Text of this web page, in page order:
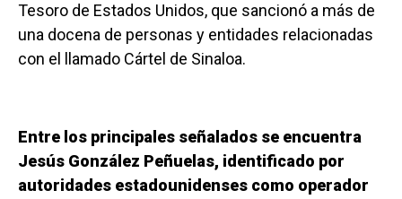
Tesoro de Estados Unidos, que sancionó a más de
una docena de personas y entidades relacionadas
con el llamado Cártel de Sinaloa.
Entre los principales señalados se encuentra
Jesús González Peñuelas, identificado por
autoridades estadounidenses como operador